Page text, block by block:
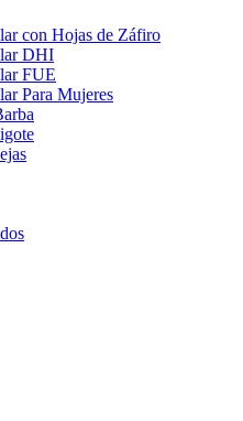
con Hojas de Záfiro
DHI
FUE
Para Mujeres